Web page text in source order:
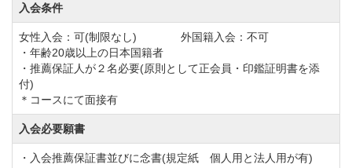
5番ホールのドッグレッグは右直角となっており、ホー
ル内に配されている池や木々にも注意が必要です。
全体的にプレイヤーのメンタル面を揺さぶるコースが
続きます。
アジア取手カントリー倶楽部のプレーススタイルは乗
用カートまたはセグウェイを使用したセルフプレーで
入会条件
女性入会：可(制限なし) 外国籍入会：不可
・年齢20歳以上の日本国籍者
・推薦保証人が２名必要(原則として正会員・印鑑証明書を添
付)
＊コースにて面接有
入会必要願書
・入会推薦保証書並びに念書(規定紙 個人用と法人用が有)